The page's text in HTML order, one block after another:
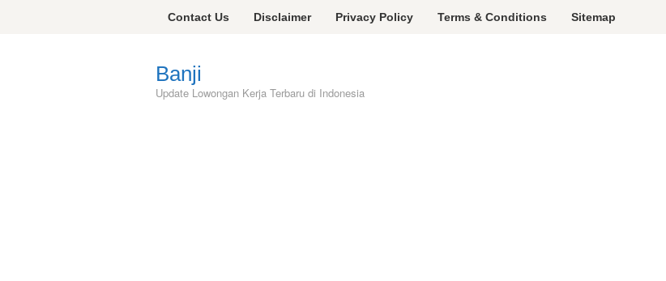
Contact Us Disclaimer Privacy Policy Terms & Conditions Sitemap
Banji
Update Lowongan Kerja Terbaru di Indonesia